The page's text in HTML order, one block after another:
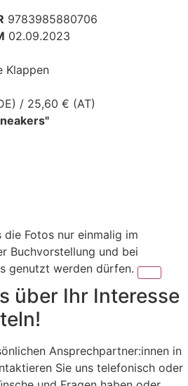
9783985880706
02.09.2023
Klappen
/ 25,60 € (AT)
Fotos nur einmalig im
Buchvorstellung und bei
genutzt werden dürfen.
über Ihr Interesse
Ansprechpartner:innen in
Sie uns telefonisch oder